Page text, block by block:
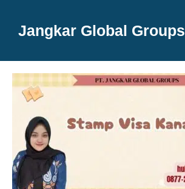
Jangkar Global Groups